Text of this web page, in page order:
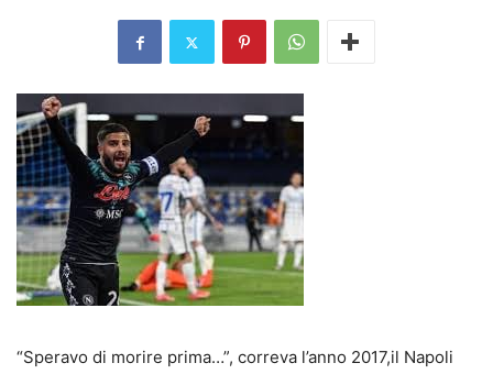
“Speravo di morire prima…”, correva l’anno 2017,il Napoli